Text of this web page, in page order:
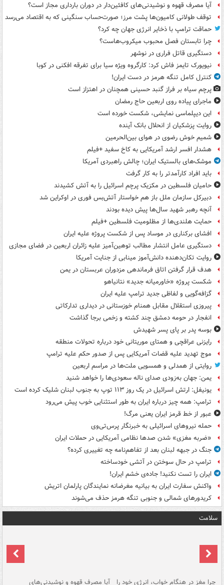
آیا مصرف قهوه و نوشیدنی‌های کافئین‌دار در دوران بارداری مجاز است؟
توقف طولانی کامیون‌ها پشت مرز؛ صورت‌حساب سنگینی که به اقتصاد می‌رسد
حماقت ترامپ با ذخایر انرژی جهان چه کرد؟
چرا تابستان فصل محبوب میکروب‌هاست؟
دستگیری قاتل فراری در نوشهر
نیویورک تایمز فاش کرد: کارگروه ویژه سیا برای تفرقه افکنی در کوبا
کنترل کامل تنگه هرمز در دست ایران!
پرچم سیاه بر فراز گنبد حسینی همچنان در اهتزاز است
ماجرای پیاده روی اربعین حاج رمضان
این دیپلماسی نمایشی، شکست خورده است
روایت پزشکیان از انحلال بانک آینده
شمیم خوش رضوی در هوای بین‌الحرمین
هشدار افسر ارشد آمریکایی به کاخ سفید +فیلم
موشک‌های بالستیک ایران؛ چالش راهبردی آمریکا
باید افراد کارآمدتر را به کار گرفت
حامیان فلسطین در مکزیک پرچم اسرائیل را به آتش کشیدند
دبیرکل سازمان ملل باز هم خواستار آتش‌بس فوری در اوکراین شد
آنچه رهبر شهید سال‌ها پیش دیده بودند
حمایت هلندی‌ها از مظلومیت فلسطین +فیلم
افشای برکناری در موساد پس از شکست پروژه علیه ایران
دستگیری عامل انتشار مطالب توهین‌آمیز علیه زائران اربعین در فضای مجازی
روایت تکان‌دهنده دانش‌آموز مینابی از جنایت آمریکا
هدف قرار گرفتن اتاق‌ فرماندهی مزدوران عربستان در یمن
شکست پروژه «خاورمیانه جدید» نتانیاهو
گزافه‌گویی و لفاظی جدید ترامپ علیه ایران
پیروزی استقلال مقابل همنام خوزستانی در دیداری تدارکاتی
انفجار در حومه دمشق چند کشته و زخمی برجا گذاشت
بوسه‌ پدر بر پای پسر شهیدش
رایزنی عراقچی و همتای موریتانی خود درباره تحولات منطقه
موج تهدید علیه قضات آمریکایی پس از صدور حکم علیه ترامپ
روایتی از همدلی و همسویی ملت‌ها در مراسم اربعین
یمن: جهان به‌زودی صدای ناله سعودی‌ها را خواهد شنید
یونیفل: ارتش اسرائیل در یک روز ۱۱۳ توپ به جنوب لبنان شلیک کرده است
ترامپ: همه چیز درباره ایران به طور استثنایی خوب پیش می‌رود
عبور از خط قرمز ایران یعنی مرگ!
حمله نیروهای اسرائیلی به خبرنگار پرس‌تی‌وی
«ضربه مغزی» شدن صدها نظامی آمریکایی در حملات ایران
جنگ در جبهه لبنان بعد از تفاهم‌نامه چه تغییری کرده؟
ترامپ در حال سوختن در آتشی خودساخته
ایران را تست نکنید! جاده‌ی خشم ایران!
واکنش سفارت ایران به بیانیه مغرضانه نمایندگان پارلمان اتریش
کریدورهای شمالی و جنوبی تنگه هرمز حذف می‌شوند
سلامت
چرا مغز در هنگام خواب، انرژی خود را آیا مصرف قهوه و نوشیدنی‌های